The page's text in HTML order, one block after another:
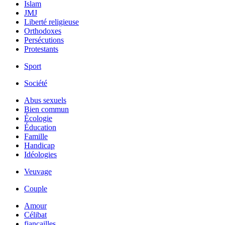
Islam
JMJ
Liberté religieuse
Orthodoxes
Persécutions
Protestants
Sport
Société
Abus sexuels
Bien commun
Écologie
Éducation
Famille
Handicap
Idéologies
Veuvage
Couple
Amour
Célibat